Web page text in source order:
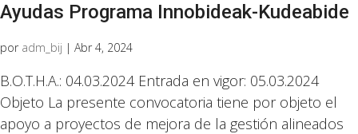
Ayudas Programa Innobideak-Kudeabide
por adm_bij | Abr 4, 2024
B.O.T.H.A.: 04.03.2024 Entrada en vigor: 05.03.2024
Objeto La presente convocatoria tiene por objeto el
apoyo a proyectos de mejora de la gestión alineados